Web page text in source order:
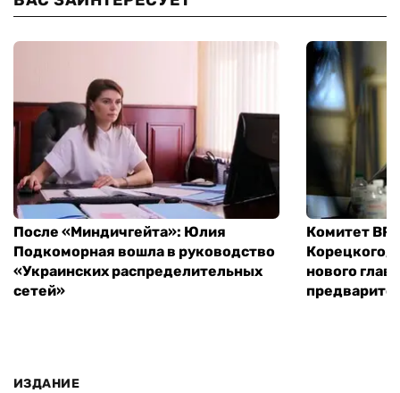
После «Миндичгейта»: Юлия
Подкоморная вошла в руководство
«Украинских распределительных
сетей»
Комитет ВР
Корецкого,
нового
ИЗДАНИЕ